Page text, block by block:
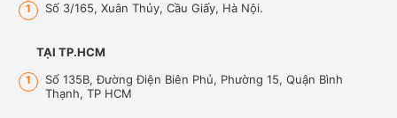
1 Số 3/165, Xuân Thủy, Cầu Giấy, Hà Nội.
TẠI TP.HCM
1
Số 135B, Đường Điện Biên Phủ, Phường 15, Quận Bình
Thạnh, TP HCM